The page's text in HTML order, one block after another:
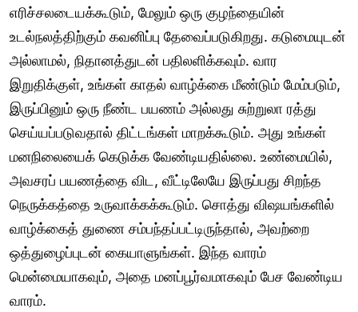
எரிச்சலடையக்கூடும், மேலும் ஒரு குழந்தையின்
உடல்நலத்திற்கும் கவனிப்பு தேவைப்படுகிறது. கடுமையுடன்
அல்லாமல், நிதானத்துடன் பதிலளிக்கவும். வார
இறுதிக்குள், உங்கள் காதல் வாழ்க்கை மீண்டும் மேம்படும்,
இருப்பினும் ஒரு நீண்ட பயணம் அல்லது சுற்றுலா ரத்து
செய்யப்படுவதால் திட்டங்கள் மாறக்கூடும். அது உங்கள்
மனநிலையைக் கெடுக்க வேண்டியதில்லை. உண்மையில்,
அவசரப் பயணத்தை விட, வீட்டிலேயே இருப்பது சிறந்த
நெருக்கத்தை உருவாக்கக்கூடும். சொத்து விஷயங்களில்
வாழ்க்கைத் துணை சம்பந்தப்பட்டிருந்தால், அவற்றை
ஒத்துழைப்புடன் கையாளுங்கள். இந்த வாரம்
மென்மையாகவும், அதை மனப்பூர்வமாகவும் பேச வேண்டிய
வாரம்.